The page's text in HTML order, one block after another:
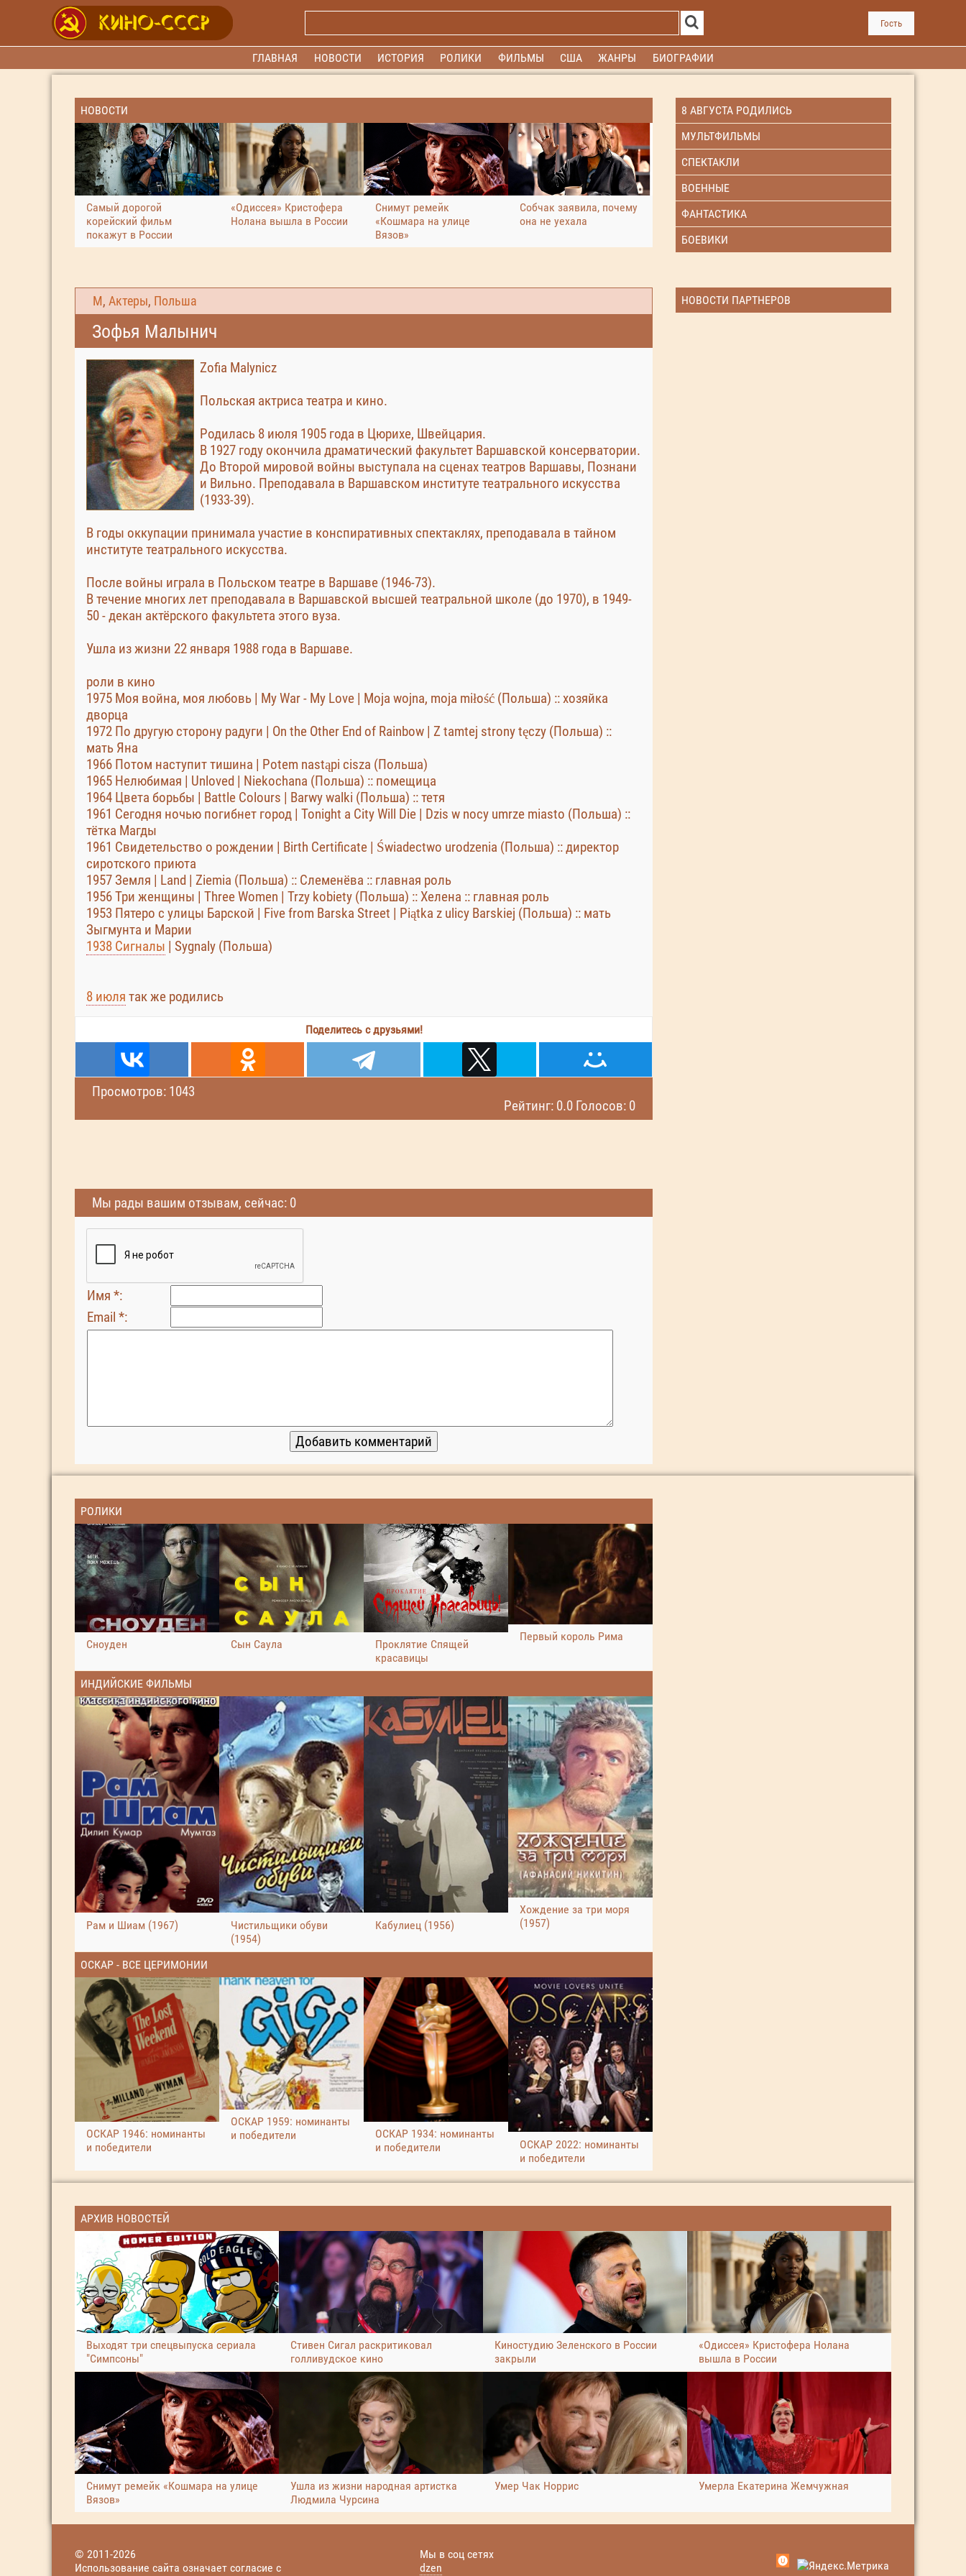
Гость
ГЛАВНАЯ НОВОСТИ ИСТОРИЯ РОЛИКИ ФИЛЬМЫ США ЖАНРЫ БИОГРАФИИ
НОВОСТИ
Самый дорогой
корейский фильм
покажут в России
«Одиссея» Кристофера
Нолана вышла в России
Снимут ремейк
«Кошмара на улице
Вязов»
Собчак заявила, почему
она не уехала
8 АВГУСТА РОДИЛИСЬ
МУЛЬТФИЛЬМЫ
СПЕКТАКЛИ
ВОЕННЫЕ
ФАНТАСТИКА
БОЕВИКИ
М , Актеры, Польша
Зофья Малынич
Zofia Malynicz
Польская актриса театра и кино.
Родилась 8 июля 1905 года в Цюрихе, Швейцария.
В 1927 году окончила драматический факультет Варшавской консерватории.
До Второй мировой войны выступала на сценах театров Варшавы, Познани
и Вильно. Преподавала в Варшавском институте театрального искусства
(1933-39).
В годы оккупации принимала участие в конспиративных спектаклях, преподавала в тайном
институте театрального искусства.
После войны играла в Польском театрe в Варшаве (1946-73).
В течение многих лет преподавала в Варшавской высшей театральной школе (до 1970), в 1949-
50 - декан актёрского факультета этого вуза.
Ушла из жизни 22 января 1988 года в Варшаве.
роли в кино
1975 Моя война, моя любовь | My War - My Love | Moja wojna, moja miłość (Польша) :: хозяйка
дворца
1972 По другую сторону радуги | On the Other End of Rainbow | Z tamtej strony tęczy (Польша) ::
мать Яна
1966 Потом наступит тишина | Potem nastąpi cisza (Польша)
1965 Нелюбимая | Unloved | Niekochana (Польша) :: помещица
1964 Цвета борьбы | Battle Colours | Barwy walki (Польша) :: тетя
1961 Сегодня ночью погибнет город | Tonight a City Will Die | Dzis w nocy umrze miasto (Польша) ::
тётка Магды
1961 Свидетельство о рождении | Birth Certificate | Świadectwo urodzenia (Польша) :: директор
сиротского приюта
1957 Земля | Land | Ziemia (Польша) :: Слеменёва :: главная роль
1956 Три женщины | Three Women | Trzy kobiety (Польша) :: Хелена :: главная роль
1953 Пятеро с улицы Барской | Five from Barska Street | Piątka z ulicy Barskiej (Польша) :: мать
Зыгмунта и Марии
1938 Сигналы | Sygnaly (Польша)
8 июля так же родились
Поделитесь с друзьями!
Просмотров: 1043
Рейтинг: 0.0 Голосов: 0
НОВОСТИ ПАРТНЕРОВ
Мы рады вашим отзывам, сейчас: 0
Имя *:
Email *:
РОЛИКИ
Сноуден Сын Саула
Проклятие Спящей
красавицы
Первый король Рима
ИНДИЙСКИЕ ФИЛЬМЫ
Рам и Шиам (1967)
Чистильщики обуви
(1954)
Кабулиец (1956)
Хождение за три моря
(1957)
ОСКАР - ВСЕ ЦЕРИМОНИИ
ОСКАР 1946: номинанты
и победители
ОСКАР 1959: номинанты
и победители
ОСКАР 1934: номинанты
и победители
ОСКАР 2022: номинанты
и победители
АРХИВ НОВОСТЕЙ
Выходят три спецвыпуска сериала
"Симпсоны"
Стивен Сигал раскритиковал
голливудское кино
Киностудию Зеленского в России
закрыли
«Одиссея» Кристофера Нолана
вышла в России
Снимут ремейк «Кошмара на улице
Вязов»
Ушла из жизни народная артистка
Людмила Чурсина
Умер Чак Норрис Умерла Екатерина Жемчужная
© 2011-2026
Использование сайта означает согласие с
Мы в соц сетях
dzen